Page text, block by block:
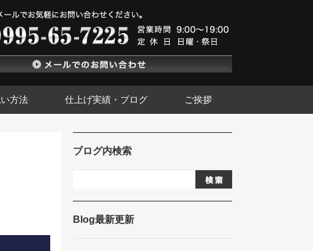
方法 仕上げ実績・ブログ ご挨拶
ブログ内検索
Blog最新更新